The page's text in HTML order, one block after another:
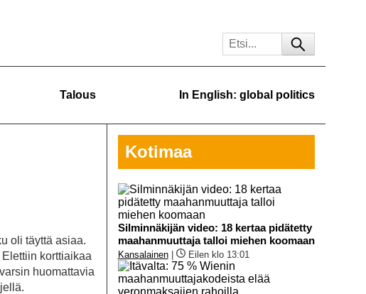
Talous In English: global politics
oli täyttä asiaa.
korttiaikaa
huomattavia
Kotimaa
Silminnäkijän video: 18 kertaa pidätetty
maahanmuuttaja talloi miehen koomaan
Kansalainen| Eilen klo 13:01